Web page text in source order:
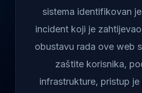
sistema identifikovan
incident koji je
obustavu rada ove web
zaštite korisnika,
infrastrukture, pristup je